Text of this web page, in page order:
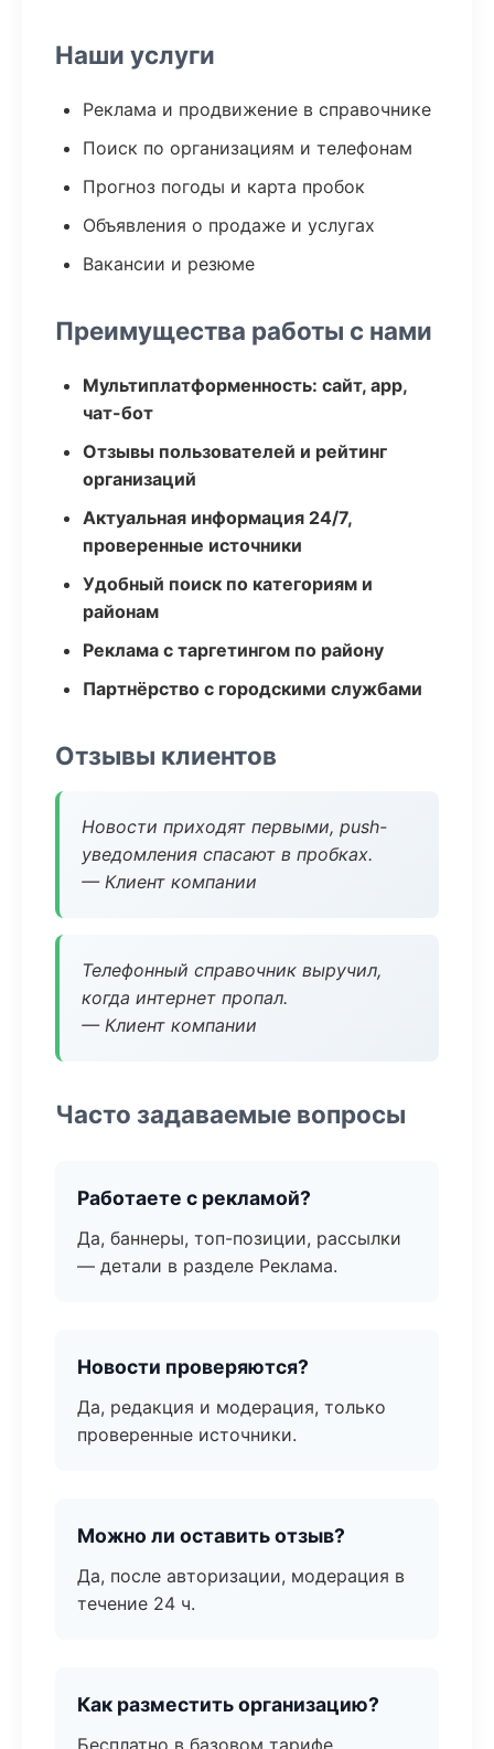
Наши услуги
Реклама и продвижение в справочнике
Поиск по организациям и телефонам
Прогноз погоды и карта пробок
Объявления о продаже и услугах
Вакансии и резюме
Преимущества работы с нами
Мультиплатформенность: сайт, app,
чат-бот
Отзывы пользователей и рейтинг
организаций
Актуальная информация 24/7,
проверенные источники
Удобный поиск по категориям и
районам
Реклама с таргетингом по району
Партнёрство с городскими службами
Отзывы клиентов
Новости приходят первыми, push-
уведомления спасают в пробках.
— Клиент компании
Телефонный справочник выручил,
когда интернет пропал.
— Клиент компании
Часто задаваемые вопросы
Работаете с рекламой?
Да, баннеры, топ-позиции, рассылки
— детали в разделе Реклама.
Новости проверяются?
Да, редакция и модерация, только
проверенные источники.
Можно ли оставить отзыв?
Да, после авторизации, модерация в
течение 24 ч.
Как разместить организацию?
Бесплатно в базовом тарифе,